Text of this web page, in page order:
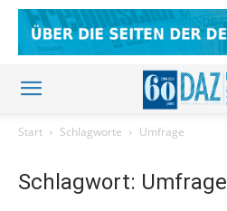
Start Schlagworte Umfrage
Schlagwort: Umfrage